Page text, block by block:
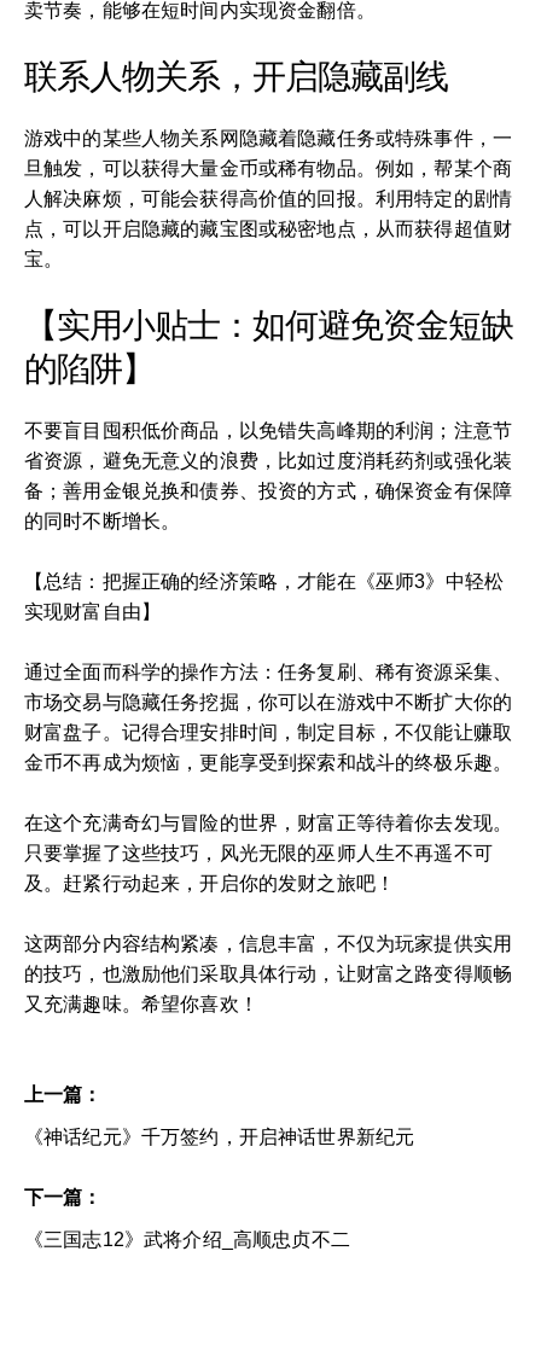
卖节奏，能够在短时间内实现资金翻倍。
联系人物关系，开启隐藏副线
游戏中的某些人物关系网隐藏着隐藏任务或特殊事件，一
旦触发，可以获得大量金币或稀有物品。例如，帮某个商
人解决麻烦，可能会获得高价值的回报。利用特定的剧情
点，可以开启隐藏的藏宝图或秘密地点，从而获得超值财
宝。
【实用小贴士：如何避免资金短缺
的陷阱】
不要盲目囤积低价商品，以免错失高峰期的利润；注意节
省资源，避免无意义的浪费，比如过度消耗药剂或强化装
备；善用金银兑换和债券、投资的方式，确保资金有保障
的同时不断增长。
【总结：把握正确的经济策略，才能在《巫师3》中轻松
实现财富自由】
通过全面而科学的操作方法：任务复刷、稀有资源采集、
市场交易与隐藏任务挖掘，你可以在游戏中不断扩大你的
财富盘子。记得合理安排时间，制定目标，不仅能让赚取
金币不再成为烦恼，更能享受到探索和战斗的终极乐趣。
在这个充满奇幻与冒险的世界，财富正等待着你去发现。
只要掌握了这些技巧，风光无限的巫师人生不再遥不可
及。赶紧行动起来，开启你的发财之旅吧！
这两部分内容结构紧凑，信息丰富，不仅为玩家提供实用
的技巧，也激励他们采取具体行动，让财富之路变得顺畅
又充满趣味。希望你喜欢！
上一篇：
《神话纪元》千万签约，开启神话世界新纪元
下一篇：
《三国志12》武将介绍_高顺忠贞不二